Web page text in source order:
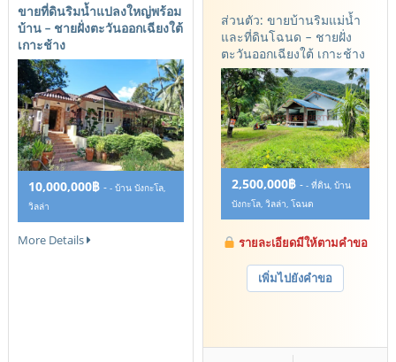
ขายที่ดินริมน้ำแปลงใหญ่พร้อม
บ้าน – ชายฝั่งตะวันออกเฉียงใต้
เกาะช้าง
10,000,000฿ - - บ้าน บังกะโล,
วิลล่า
More Details
ส่วนตัว: ขายบ้านริมแม่น้ำ
และที่ดินโฉนด – ชายฝั่ง
ตะวันออกเฉียงใต้ เกาะช้าง
2,500,000฿ - - ที่ดิน, บ้าน
บังกะโล, วิลล่า, โฉนด
รายละเอียดมีให้ตามคำขอ
เพิ่มไปยังคำขอ